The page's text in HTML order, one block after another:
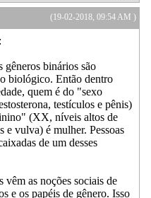
(19-02-2018, 09:54 AM )
gêneros binários são
biológico. Então dentro
quem é do "sexo
testículos e pênis)
(XX, níveis altos de
e vulva) é mulher. Pessoas
de um desses
vêm as noções sociais de
e os papéis de gênero. Isso